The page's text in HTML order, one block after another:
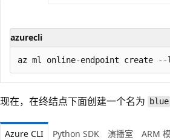
azurecli
现在，在终结点下面创建一个名为 blue
Azure CLI Python SDK 演播室 ARM